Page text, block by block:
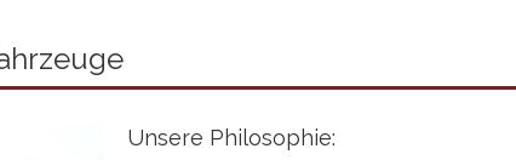
Unsere Philosophie: